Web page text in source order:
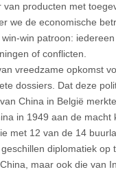
producten met
we de economische
win patroon:
of conflicten.
vreedzame opkomst
dossiers. Dat deze
China in België
in 1949 aan de
met 12 van de 14
diplomatiek op
maar ook die van